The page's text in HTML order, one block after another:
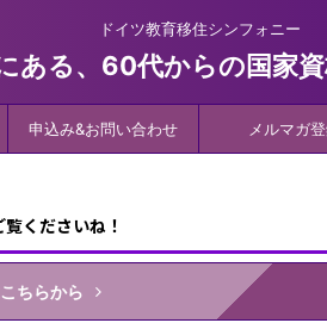
ドイツ教育移住シンフォニー
ある、60代からの国家
申込み&お問い合わせ メルマガ
くださいね！
ちらから